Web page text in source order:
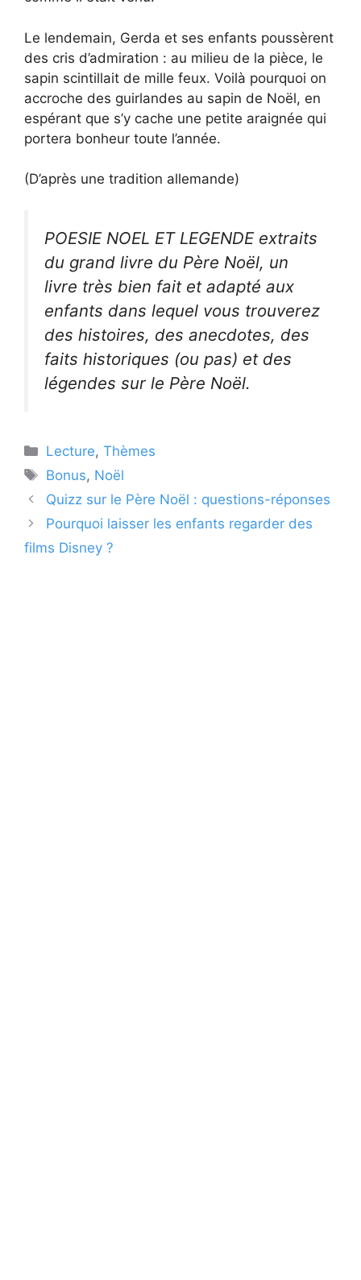
Le lendemain, Gerda et ses enfants poussèrent
des cris d’admiration : au milieu de la pièce, le
sapin scintillait de mille feux. Voilà pourquoi on
accroche des guirlandes au sapin de Noël, en
espérant que s’y cache une petite araignée qui
portera bonheur toute l’année.
(D’après une tradition allemande)
POESIE NOEL ET LEGENDE extraits
du grand livre du Père Noël, un
livre très bien fait et adapté aux
enfants dans lequel vous trouverez
des histoires, des anecdotes, des
faits historiques (ou pas) et des
légendes sur le Père Noël.
Catégories
Lecture,Thèmes
Étiquettes
Bonus, Noël
Quizz sur le Père Noël : questions-réponses
Pourquoi laisser les enfants regarder des
films Disney ?